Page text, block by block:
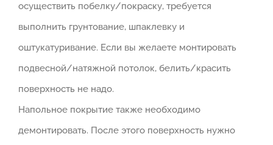
осуществить побелку/покраску, требуется
выполнить грунтование, шпаклевку и
оштукатуривание. Если вы желаете монтировать
подвесной/натяжной потолок, белить/красить
поверхность не надо.
Напольное покрытие также необходимо
демонтировать. После этого поверхность нужно